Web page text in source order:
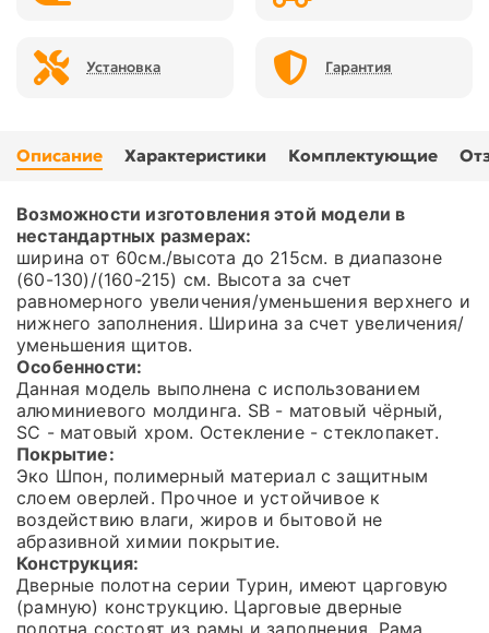
Установка Гарантия
Описание Характеристики Комплектующие
Возможности изготовления этой модели в
нестандартных размерах:
ширина от 60см./высота до 215см. в диапазоне
(60-130)/(160-215) см. Высота за счет
равномерного увеличения/уменьшения верхнего и
нижнего заполнения. Ширина за счет увеличения/
уменьшения щитов.
Особенности:
Данная модель выполнена с использованием
алюминиевого молдинга. SB - матовый чёрный,
SC - матовый хром. Остекление - стеклопакет.
Покрытие:
Эко Шпон, полимерный материал с защитным
слоем оверлей. Прочное и устойчивое к
воздействию влаги, жиров и бытовой не
абразивной химии покрытие.
Конструкция:
Дверные полотна серии Турин, имеют царговую
(рамную) конструкцию. Царговые дверные
полотна состоят из рамы и заполнения. Рама